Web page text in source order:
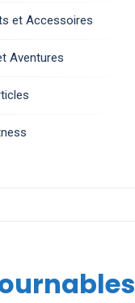
et Accessoires
Aventures